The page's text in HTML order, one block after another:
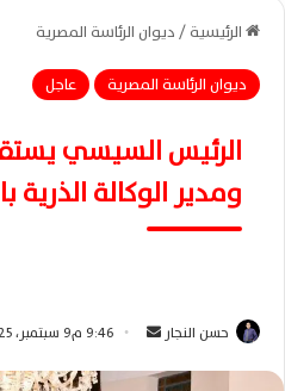
الرئيسية/ديوان الرئاسة المصرية
ديوان الرئاسة المصرية
عاجل
الرئيس السيسي
ومدير الوكالة الذرية
حسن النجار 9:46 م9 سبتمبر، 2025